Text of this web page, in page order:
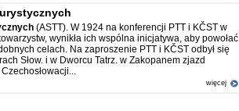
(ASTT). W 1924 na konferencji PTT i KČST w
wynikła ich wspólna inicjatywa, aby powołać
celach. Na zaproszenie PTT i KČST odbył się
Słow. i w Dworcu Tatrz. w Zakopanem zjazd
więcej